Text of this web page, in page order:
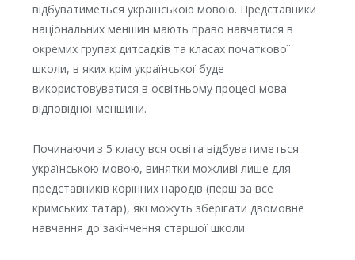
відбуватиметься українською мовою. Представники
національних меншин мають право навчатися в
окремих групах дитсадків та класах початкової
школи, в яких крім української буде
використовуватися в освітньому процесі мова
відповідної меншини.
Починаючи з 5 класу вся освіта відбуватиметься
українською мовою, винятки можливі лише для
представників корінних народів (перш за все
кримських татар), які можуть зберігати двомовне
навчання до закінчення старшої школи.